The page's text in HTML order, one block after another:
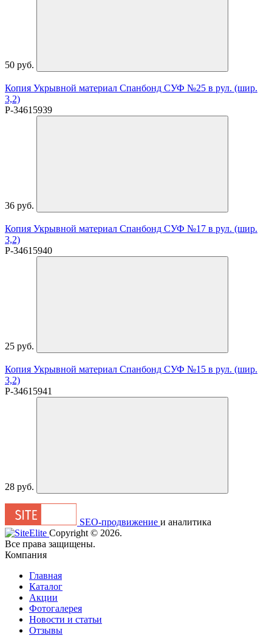
50 руб.
Копия Укрывной материал Спанбонд СУФ №25 в рул. (шир.
3,2)
P-34615939
36 руб.
Копия Укрывной материал Спанбонд СУФ №17 в рул. (шир.
3,2)
P-34615940
25 руб.
Копия Укрывной материал Спанбонд СУФ №15 в рул. (шир.
3,2)
P-34615941
28 руб.
SEO-продвижение и аналитика
Сopyright © 2026.
Все права защищены.
Компания
Главная
Каталог
Акции
Фотогалерея
Новости и статьи
Отзывы